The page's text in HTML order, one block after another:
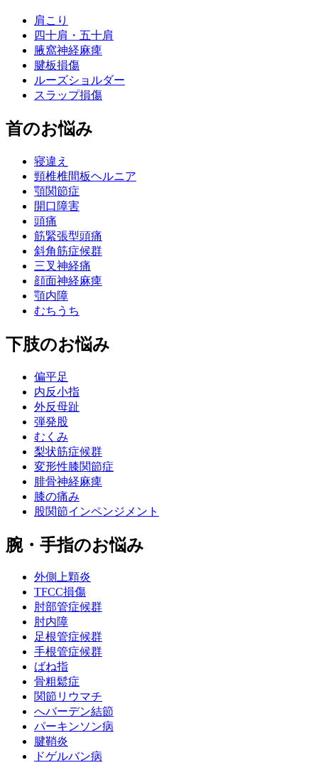
肩こり
四十肩・五十肩
腋窩神経麻痺
腱板損傷
ルーズショルダー
スラップ損傷
首のお悩み
寝違え
頸椎椎間板ヘルニア
顎関節症
開口障害
頭痛
筋緊張型頭痛
斜角筋症候群
三叉神経痛
顔面神経麻痺
顎内障
むちうち
下肢のお悩み
偏平足
内反小指
外反母趾
弾発股
むくみ
梨状筋症候群
変形性膝関節症
腓骨神経麻痺
膝の痛み
股関節インペンジメント
腕・手指のお悩み
外側上顆炎
TFCC損傷
肘部管症候群
肘内障
足根管症候群
手根管症候群
ばね指
骨粗鬆症
関節リウマチ
へバーデン結節
パーキンソン病
腱鞘炎
ドゲルバン病